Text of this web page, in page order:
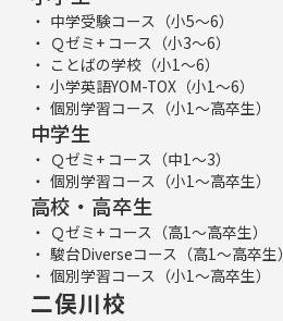
中学受験コース（小5～6）
Ｑゼミ+ コース（小3～6）
ことばの学校（小1～6）
小学英語YOM-TOX（小1～6）
個別学習コース（小1～高卒生）
中学生
Ｑゼミ+ コース（中1～3）
個別学習コース（小1～高卒生）
高校・高卒生
Ｑゼミ+ コース（高1～高卒生）
駿台Diverseコース（高1～高卒生）
個別学習コース（小1～高卒生）
二俣川校